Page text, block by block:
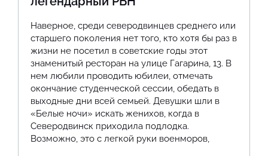
Наверное, среди северодвинцев среднего или
старшего поколения нет того, кто хотя бы раз в
жизни не посетил в советские годы этот
знаменитый ресторан на улице Гагарина, 13. В
нем любили проводить юбилеи, отмечать
окончание студенческой сессии, обедать в
выходные дни всей семьей. Девушки шли в
«Белые ночи» искать женихов, когда в
Северодвинск приходила подлодка.
Возможно, это с легкой руки военморов,